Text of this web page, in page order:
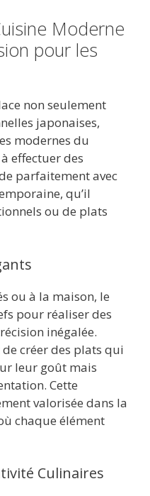
Moderne
pour les
non seulement
japonaises,
modernes du
effectuer des
parfaitement avec
qu’il
ou de plats
ou à la maison, le
pour réaliser des
inégalée.
créer des plats qui
leur goût mais
Cette
valorisée dans la
chaque élément
Culinaires